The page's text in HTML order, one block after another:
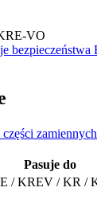
VO
bezpieczeństwa
zamiennych
Pasuje do
/ KREV / KR /